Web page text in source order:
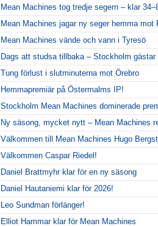
Mean Machines tog tredje segern – klar
Mean Machines jagar ny seger hemma mot
Mean Machines vände och vann i Tyresö
Dags att studsa tillbaka – Stockholm gästar
Tung förlust i slutminuterna mot Örebro
Hemmapremiär på Östermalms IP!
Stockholm Mean Machines dominerade
Ny säsong, mycket nytt – Mean Machines
Välkommen till Mean Machines Hugo
Välkommen Caspar Riedel!
Daniel Brattmyhr klar för en ny säsong
Daniel Hautaniemi klar för 2026!
Leo Sundman förlänger!
Elliot Hammar klar för Mean Machines